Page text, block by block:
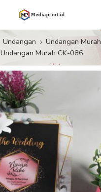
Undangan
Undangan Murah
Undangan Murah CK-086